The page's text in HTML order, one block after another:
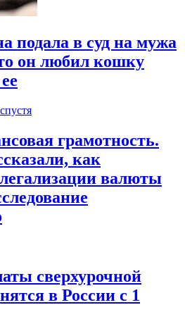
подала в суд на мужа
он любил кошку
грамотность.
как
валюты
сверхурочной
в России с 1